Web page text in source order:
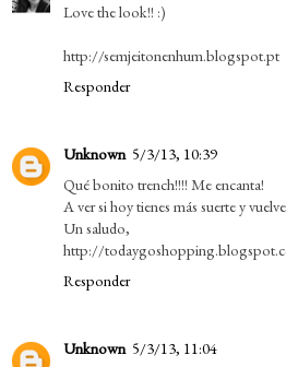
Love the look!! :)
http://semjeitonenhum.blogspot.pt
Responder
Unknown 5/3/13, 10:39
Qué bonito trench!!!! Me encanta!
A ver si hoy tienes más suerte y
Un saludo,
http://
Responder
Unknown 5/3/13, 11:04